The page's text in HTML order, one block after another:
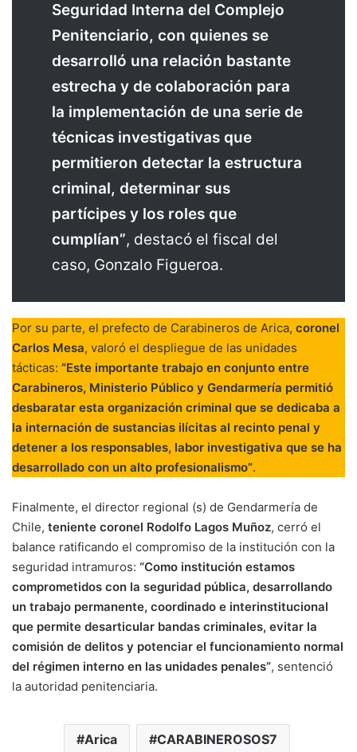
Seguridad Interna del Complejo
Penitenciario, con quienes se
desarrolló una relación bastante
estrecha y de colaboración para
la implementación de una serie de
técnicas investigativas que
permitieron detectar la estructura
criminal, determinar sus
partícipes y los roles que
cumplían”, destacó el fiscal del
caso, Gonzalo Figueroa.
Por su parte, el prefecto de Carabineros de Arica, coronel
Carlos Mesa, valoró el despliegue de las unidades
tácticas: “Este importante trabajo en conjunto entre
Carabineros, Ministerio Público y Gendarmería permitió
desbaratar esta organización criminal que se dedicaba a
la internación de sustancias ilícitas al recinto penal y
detener a los responsables, labor investigativa que se ha
desarrollado con un alto profesionalismo”.
Finalmente, el director regional (s) de Gendarmería de
Chile, teniente coronel Rodolfo Lagos Muñoz, cerró el
balance ratificando el compromiso de la institución con la
seguridad intramuros: “Como institución estamos
comprometidos con la seguridad pública, desarrollando
un trabajo permanente, coordinado e interinstitucional
que permite desarticular bandas criminales, evitar la
comisión de delitos y potenciar el funcionamiento normal
del régimen interno en las unidades penales”, sentenció
la autoridad penitenciaria.
Arica CARABINEROSOS7